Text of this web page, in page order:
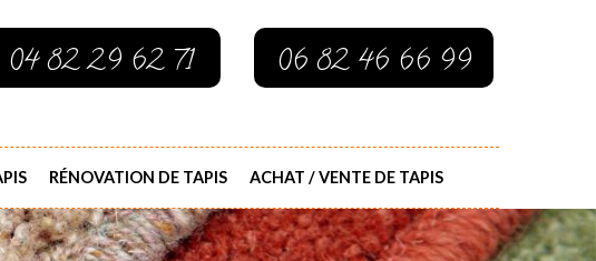
04 82 29 62 71 06 82 46 66 99
RÉNOVATION DE TAPIS ACHAT / VENTE DE TAPIS